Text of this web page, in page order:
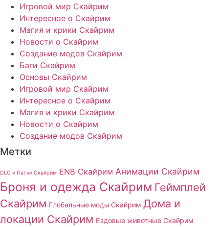
Игровой мир Скайрим
Интересное о Скайрим
Магия и крики Скайрим
Новости о Скайрим
Создание модов Скайрим
Баги Скайрим
Основы Скайрим
Игровой мир Скайрим
Интересное о Скайрим
Магия и крики Скайрим
Новости о Скайрим
Создание модов Скайрим
Метки
DLC и Патчи Скайрим ENB Скайрим Анимации Скайрим
Броня и одежда Скайрим Геймплей
Скайрим Глобальные моды Скайрим Дома и
локации Скайрим Ездовые животные Скайрим